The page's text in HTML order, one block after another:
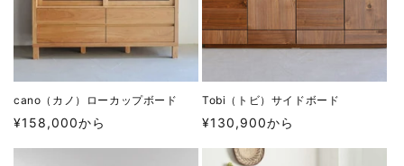
cano（カノ）ローカップボード
通
常
¥158,000から
Tobi（トビ）サイドボード
通
常
¥130,900から